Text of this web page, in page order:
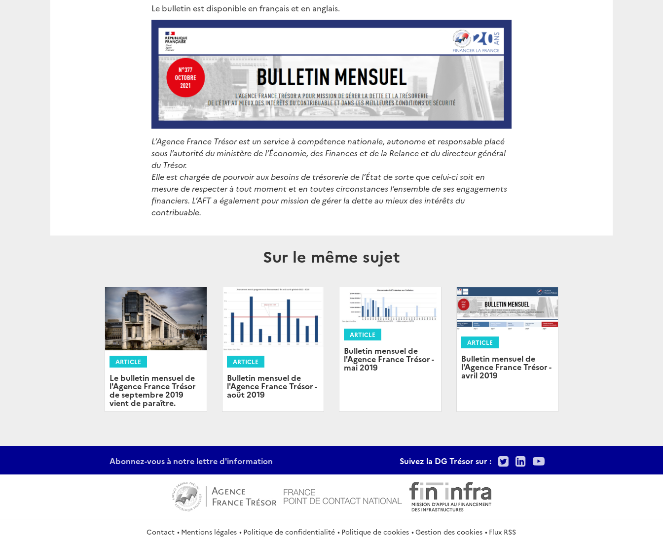
Le bulletin est disponible en français et en anglais.
L’Agence France Trésor est un service à compétence nationale, autonome et responsable placé
sous l’autorité du ministère de l’Économie, des Finances et de la Relance et du directeur général
du Trésor.
Elle est chargée de pourvoir aux besoins de trésorerie de l’État de sorte que celui-ci soit en
mesure de respecter à tout moment et en toutes circonstances l’ensemble de ses engagements
financiers. L’AFT a également pour mission de gérer la dette au mieux des intérêts du
contribuable.
Sur le même sujet
ARTICLE
Le bulletin mensuel de
l'Agence France Trésor
de septembre 2019
vient de paraître.
ARTICLE
Bulletin mensuel de
l'Agence France Trésor -
août 2019
ARTICLE
Bulletin mensuel de
l'Agence France Trésor -
mai 2019
ARTICLE
Bulletin mensuel de
l'Agence France Trésor -
avril 2019
Abonnez-vous à notre lettre d'information Suivez la DG Trésor sur : TwitterLinkedIn
Youtube
Contact Mentions légales Politique de confidentialité Politique de cookies Gestion des cookies Flux RSS